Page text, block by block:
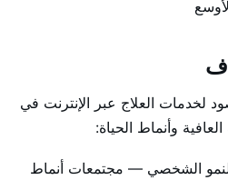
لخدمات العلاج عبر الإنترنت في
وأنماط الحياة:
الشخصي — مجتمعات أنماط